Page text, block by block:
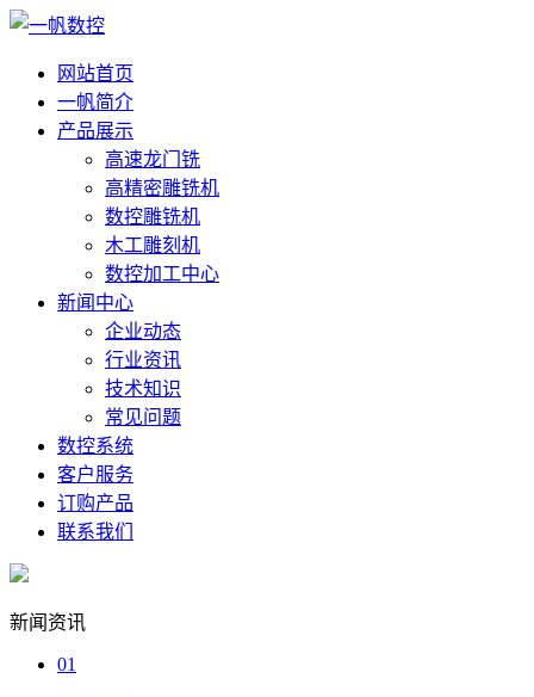
网站首页
一帆简介
产品展示
高速龙门铣
高精密雕铣机
数控雕铣机
木工雕刻机
数控加工中心
新闻中心
企业动态
行业资讯
技术知识
常见问题
数控系统
客户服务
订购产品
联系我们
新闻资讯
01